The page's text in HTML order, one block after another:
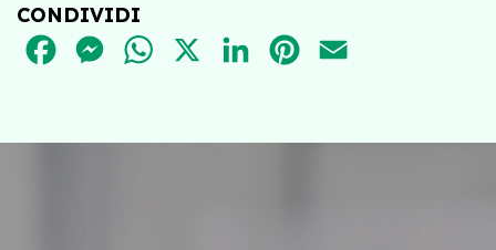
CONDIVIDI
FACEBOOKMESSENGER
WHATSAPPLINKEDINPINTEREST